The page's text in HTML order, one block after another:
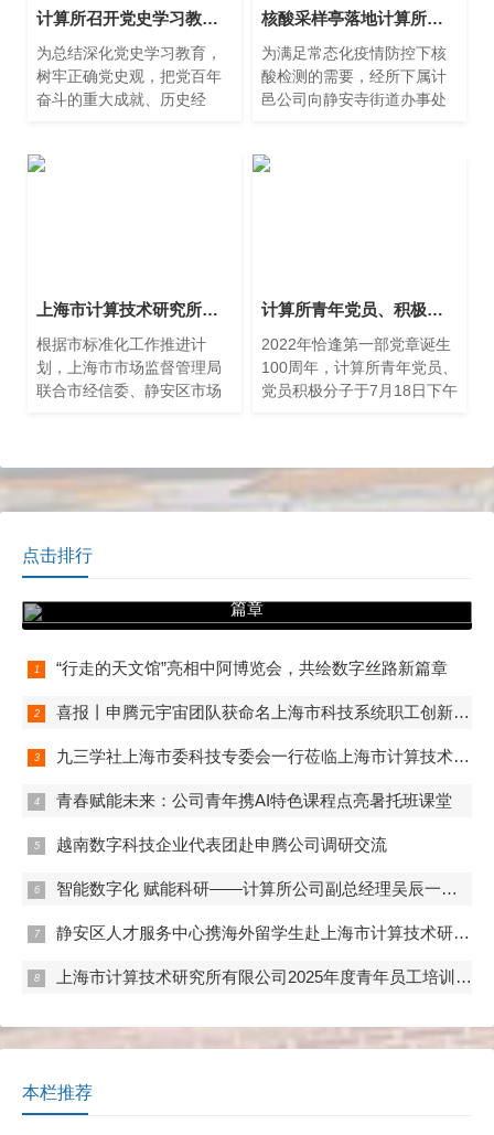
计算所召开党史学习教育总结大会
为总结深化党史学习教育，
树牢正确党史观，把党百年
奋斗的重大成就、历史经
所召开党史学习教育总结大
核酸采样亭落地计算所园区
为满足常态化疫情防控下核
酸检测的需要，经所下属计
邑公司向静安寺街道办事处
人员，无需排起长队，能基
上海市计算技术研究所有限公司 全市首个“专病科研大数据标准化试点”项目通过验收
根据市标准化工作推进计
划，上海市市场监督管理局
联合市经信委、静安区市场
术研究所有限公司承担的“专
病科研大数据标准化试点”项
计算所青年党员、积极分子听专题党课
2022年恰逢第一部党章诞生
100周年，计算所青年党员、
党员积极分子于7月18日下午
点击排行
“行走的天文馆”亮相中阿博览会，共绘数字丝路新
篇章
“行走的天文馆”亮相中阿博览会，共绘数字丝路新篇章
喜报丨申腾元宇宙团队获命名上海市科技系统职工创新工作室
九三学社上海市委科技专委会一行莅临上海市计算技术研究所有限公司开展联合调研
青春赋能未来：公司青年携AI特色课程点亮暑托班课堂
越南数字科技企业代表团赴申腾公司调研交流
智能数字化 赋能科研——计算所公司副总经理吴辰一行赴实验动物中心调研
静安区人才服务中心携海外留学生赴上海市计算技术研究所有限公司学习调研
上海市计算技术研究所有限公司2025年度青年员工培训及专题竞赛顺利开展
本栏推荐
上海市计算技术研究所有限公司与中国职业安全